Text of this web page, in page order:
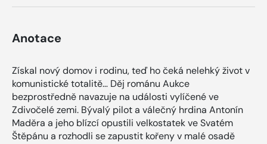
Anotace
Získal nový domov i rodinu, teď ho čeká nelehký život v
komunistické totalitě… Děj románu Aukce
bezprostředně navazuje na události vylíčené ve
Zdivočelé zemi. Bývalý pilot a válečný hrdina Antonín
Maděra a jeho blízcí opustili velkostatek ve Svatém
Štěpánu a rozhodli se zapustit kořeny v malé osadě